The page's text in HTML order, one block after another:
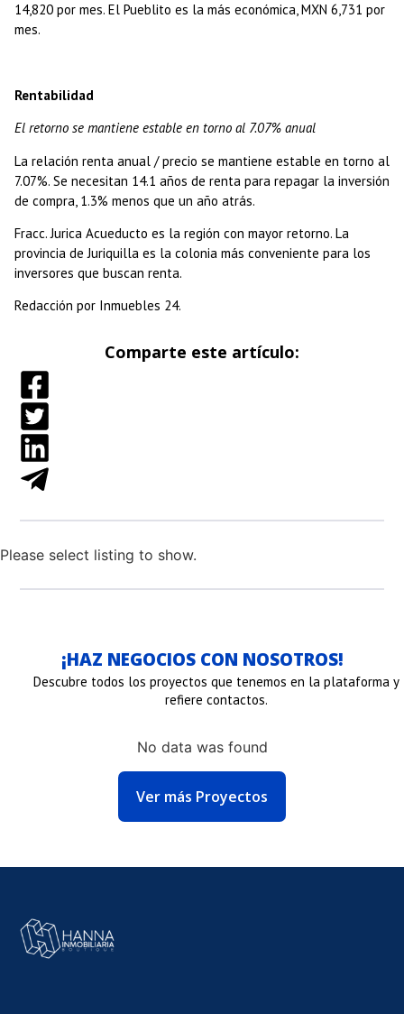
14,820 por mes. El Pueblito es la más económica, MXN 6,731 por
mes.
Rentabilidad
El retorno se mantiene estable en torno al 7.07% anual
La relación renta anual / precio se mantiene estable en torno al
7.07%. Se necesitan 14.1 años de renta para repagar la inversión
de compra, 1.3% menos que un año atrás.
Fracc. Jurica Acueducto es la región con mayor retorno. La
provincia de Juriquilla es la colonia más conveniente para los
inversores que buscan renta.
Redacción por Inmuebles 24.
Comparte este artículo:
Please select listing to show.
¡HAZ NEGOCIOS CON NOSOTROS!
Descubre todos los proyectos que tenemos en la plataforma y
refiere contactos.
No data was found
Ver más Proyectos